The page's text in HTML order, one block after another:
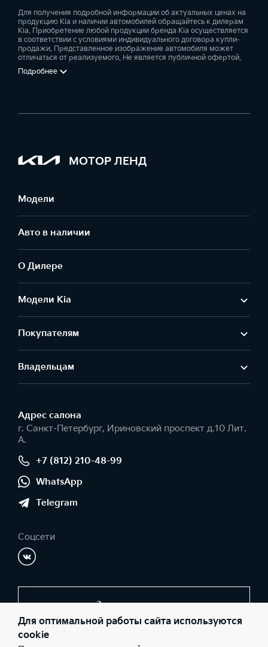
Для получения подробной информации об актуальных ценах на
продукцию Kia и наличии автомобилей обращайтесь к дилерам
Kia. Приобретение любой продукции бренда Kia осуществляется
в соответствии с условиями индивидуального договора купли-
продажи. Представленное изображение автомобиля может
отличаться от реализуемого. Не является публичной офертой.
Подробнее
МОТОР ЛЕНД
Модели
Авто в наличии
О Дилере
Модели Kia
Покупателям
Владельцам
Адрес салонa
г. Санкт-Петербург, Ириновский проспект д.10 Лит.
А.
+7 (812) 210-48-99
WhatsApp
Telegram
Соцсети
Заказать звонок
Для оптимальной работы сайта используются
cookie